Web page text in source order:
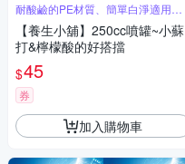
耐酸鹼的PE材質、簡單白淨適用各
種清潔劑
【養生小舖】250cc噴罐~小蘇
打&檸檬酸的好搭擋
$45
券
加入購物車